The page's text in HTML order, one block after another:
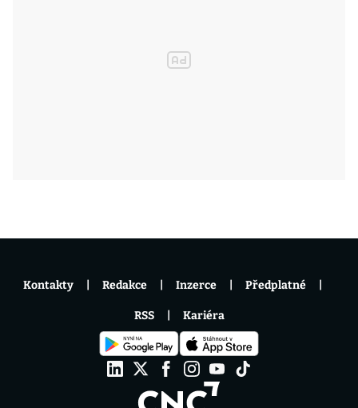
Kontakty Redakce Inzerce Předplatné
RSS Kariéra